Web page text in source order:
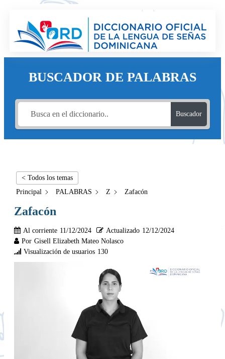
BUSCADOR DE PALABRAS
Buscador
< Todos los temas
Principal
PALABRAS Z Zafacón
Zafacón
Al corriente 11/12/2024 Actualizado 12/12/2024
Por Gisell Elizabeth Mateo Nolasco
Visualización de usuarios 130